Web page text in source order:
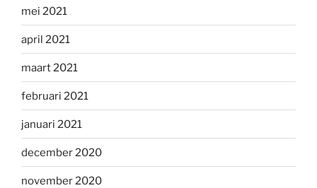
mei 2021
april 2021
maart 2021
februari 2021
januari 2021
december 2020
november 2020